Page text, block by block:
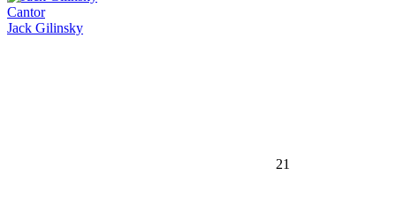
Cantor
Jack Gilinsky
21